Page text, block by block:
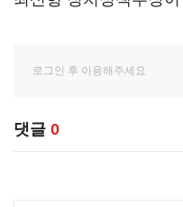
댓글 0